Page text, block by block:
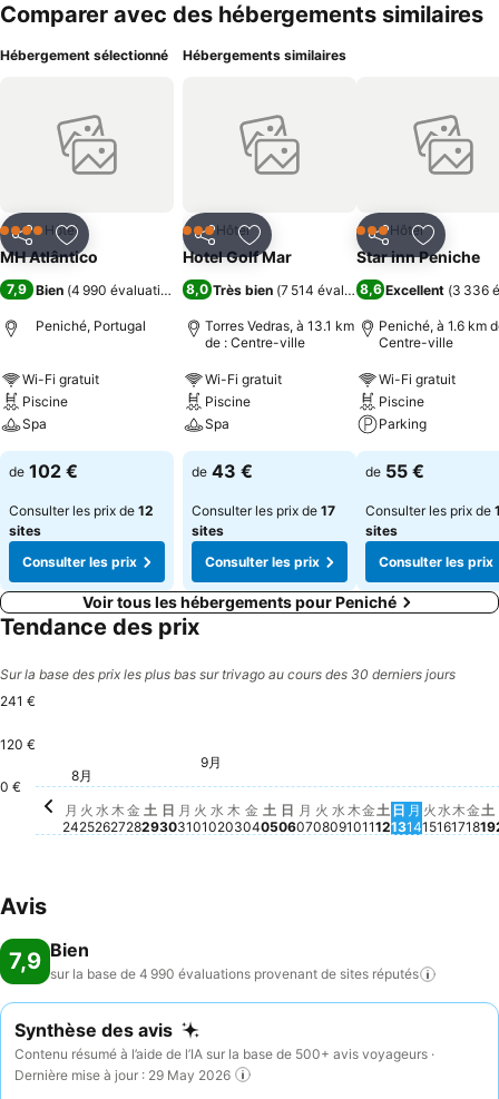
décorées avec soin pour votre confort. Toutes les chambres sont
numérique, d'une radio numérique, de journaux numériques, d'un
d'un peignoir, d'articles de toilette et d'un sèche-cheveux. Avec 4
types différents, nous avons l'option idéale pour vous, que vous
voyagiez pour une famille ou pour le travail. L'hôtel se compose de
chambres lits jumeaux afin que nous puissions nous adapter au
mieux à vos besoins.
Comparer avec des hébergements similaires
Hébergement sélectionné
PartagerAjouter à mes favoris
4 ÉtoilesHôtel
MH Atlântico
7,9 Bien (4 990 évaluations )
Peniché, Portugal
Wi-Fi gratuit
Piscine
Spa
de 102 €
Consulter les prix de 12
sites
Consulter les prix
Hébergements similaires
PartagerAjouter à mes favoris
3 ÉtoilesHôtel
Hotel Golf Mar
8,0 Très bien (7 514 évaluations)
Torres Vedras, à 13.1 km
de : Centre-ville
Wi-Fi gratuit
Piscine
Spa
de 43 €
Consulter les prix de 17
sites
Consulter les prix
PartagerAjouter
3 ÉtoilesHôtel
Star inn Peniche
8,6 Excellent (3 336
Peniché, à 1.6 km
Centre-ville
Wi-Fi gratuit
Piscine
Parking
de 55 €
Consulter les prix de
sites
Consulter les prix
Voir tous les hébergements pour Peniché
Tendance des prix
Sur la base des prix les plus bas sur trivago au cours des 30 derniers jours
241 €
120 €
0 € 月, 8月 24
152 €
8月
月
24
火, 8月 25
152 €
火
25
水
26
木
27
金
28
土
29
日, 8月 30
117 €
日
30
月, 8月 31
Aucun prix disponible à cette date
月
31
火, 9月 01
214 €
9月
火
01
水, 9月 02
197 €
水
02
木, 9月 03
Aucun prix disponible à cette
木
03
金, 9月 04
Aucun prix disponible à
金
04
土
05
日, 9月 06
140 €
日
06
月, 9月 07
140 €
月
07
火, 9月 08
140 €
火
08
水, 9月 09
140 €
水
09
木, 9月 10
Aucun prix
木
10
金, 9月 11
140 €
金
11
土, 9月 12
140 €
土
12
日, 9月 13
140 €
日
13
月, 9月 14
145 €
月
14
火, 9月
140 €
火
15
水, 9
140 €
水
16
木
17
金,
金
18
土
19
Avis
7,9 Bien
sur la base de 4 990 évaluations provenant de sites réputés
Synthèse des avis
Contenu résumé à l’aide de l’IA sur la base de 500+ avis voyageurs ·
Dernière mise à jour : 29 May 2026